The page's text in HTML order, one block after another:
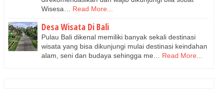
Wisesa… Read More...
Desa Wisata Di Bali
Pulau Bali dikenal memiliki banyak sekali destinasi
wisata yang bisa dikunjungi mulai destinasi keindahan
alam, seni dan budaya sehingga me…
Read More...